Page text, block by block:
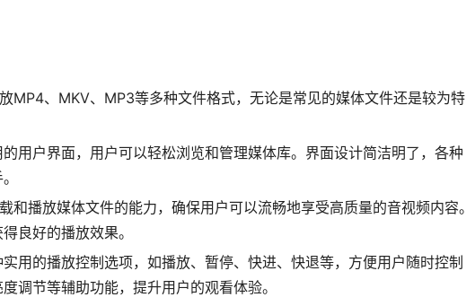
MP4、MKV、MP3等多种文件格式，无论是常见的媒体文件还是较为特
用户界面，用户可以轻松浏览和管理媒体库。界面设计简洁明了，各种
和播放媒体文件的能力，确保用户可以流畅地享受高质量的音视频内容。
良好的播放效果。
用的播放控制选项，如播放、暂停、快进、快退等，方便用户随时控制
调节等辅助功能，提升用户的观看体验。